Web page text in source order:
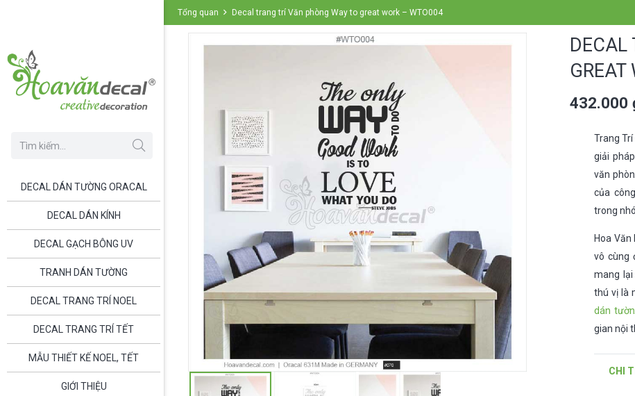
DECAL DÁN TƯỜNG ORACAL
DECAL DÁN KÍNH
DECAL GẠCH BÔNG UV
TRANH DÁN TƯỜNG
DECAL TRANG TRÍ NOEL
DECAL TRANG TRÍ TẾT
MẪU THIẾT KẾ NOEL, TẾT
GIỚI THIỆU
Tổng quan Decal trang trí Văn phòng Way to great work – WTO004
DECAL
432.000
Trang
giải
văn
của
trong
Hoa
vô cùng
mang lại
thú vị là
dán
gian nội
CHI